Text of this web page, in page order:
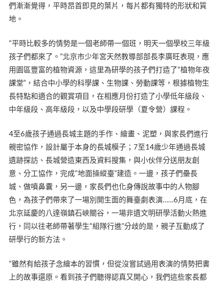
們漸漸覺得，平時昂首即見的葉片，每片都有獨特的形狀和質
地。
“平時比較多的情勢是一個老師帶一個班，明天一個學校三年級
孩子們都來了。”北京市少年宮天然教導部部長李廣旺表現，應
用園區豐富的植物資源，這里為研學的孩子們打造了“植物年夜
課堂”，結合中小學的科學課、生物課、勞動課等，根據植物生
長特點和適合的觀賞項目，在相應月份打造了小學低年級段、
中年級段、高年級段，以及中學段研學（夏令營）課程。
4至6歲孩子通過長城主題的手作、繪畫、泥塑，與家長們進行
親密協作，設計屬于本身的長城模子；7至14歲少年通過長城
遺跡探訪、長城營造東西及資料搜集，與小伙伴分送朋友創
意、分工協作，完成“地面操縱臺”建造。一邊，孩子們壘長
城、做噴鼻囊，另一邊，家長們也化身傳說故事中的人物腳
色，為孩子們帶來了一場別開生面的舞臺劇表演……6月底，在
北京延慶的八達嶺鎮石峽關谷，一場非遺文明研學活動火熱進
行，同以往老師帶著學生“組隊行進”分歧的是，親子互動成了
研學行的新方法。
“雖然有給孩子念繪本的習慣，但從沒嘗試過用表演的情勢把書
上的故事還原。看到孩子們聽得認真又開心，我們這些家長都